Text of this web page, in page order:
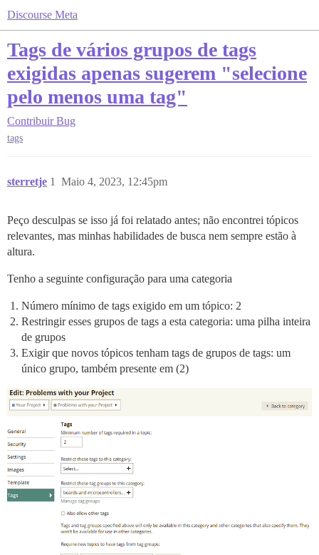
Discourse Meta
Tags de vários grupos de tags
exigidas apenas sugerem "selecione
pelo menos uma tag"
Contribuir Bug
tags
sterretje Maio 4, 2023, 12:45pm
1
Peço desculpas se isso já foi relatado antes; não encontrei tópicos
relevantes, mas minhas habilidades de busca nem sempre estão à
altura.
Tenho a seguinte configuração para uma categoria
Número mínimo de tags exigido em um tópico: 2
Restringir esses grupos de tags a esta categoria: uma pilha inteira
de grupos
Exigir que novos tópicos tenham tags de grupos de tags: um
único grupo, também presente em (2)